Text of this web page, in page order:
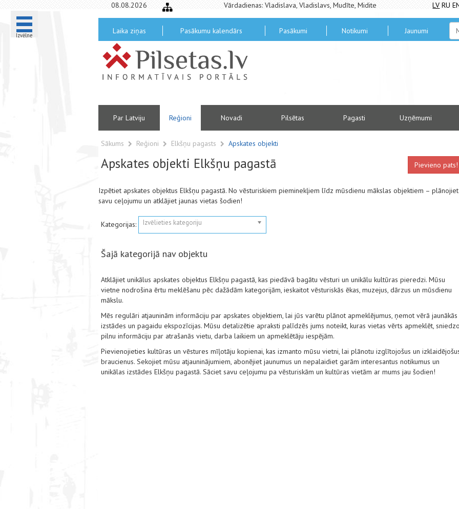
Izvēlne
08.08.2026 Vārdadienas: Vladislava, Vladislavs, Mudīte, Midite LV RU
Laika ziņas Pasākumu kalendārs Pasākumi Notikumi Jaunumi
Par Latviju Reģioni Novadi Pilsētas Pagasti Uzņēmumi
Sākums Reģioni Elkšņu pagasts Apskates objekti
Apskates objekti Elkšņu pagastā Pievieno pats!
Izpētiet apskates objektus Elkšņu pagastā. No vēsturiskiem pieminekļiem līdz mūsdienu mākslas objektiem – plānojiet
savu ceļojumu un atklājiet jaunas vietas šodien!
Kategorijas: Izvēlieties kategoriju
Šajā kategorijā nav objektu
Atklājiet unikālus apskates objektus Elkšņu pagastā, kas piedāvā bagātu vēsturi un unikālu kultūras pieredzi. Mūsu
vietne nodrošina ērtu meklēšanu pēc dažādām kategorijām, ieskaitot vēsturiskās ēkas, muzejus, dārzus un mūsdienu
mākslu.
Mēs regulāri atjauninām informāciju par apskates objektiem, lai jūs varētu plānot apmeklējumus, ņemot vērā jaunākās
izstādes un pagaidu ekspozīcijas. Mūsu detalizētie apraksti palīdzēs jums noteikt, kuras vietas vērts apmeklēt,
pilnu informāciju par atrašanās vietu, darba laikiem un apmeklētāju iespējām.
Pievienojieties kultūras un vēstures mīļotāju kopienai, kas izmanto mūsu vietni, lai plānotu izglītojošus un
braucienus. Sekojiet mūsu atjauninājumiem, abonējiet jaunumus un nepalaidiet garām interesantus notikumus un
unikālas izstādes Elkšņu pagastā. Sāciet savu ceļojumu pa vēsturiskām un kultūras vietām ar mums jau šodien!